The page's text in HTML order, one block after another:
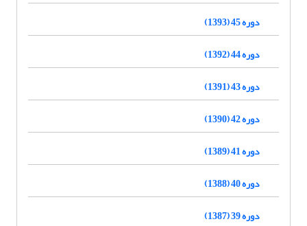
دوره 45 (1393)
دوره 44 (1392)
دوره 43 (1391)
دوره 42 (1390)
دوره 41 (1389)
دوره 40 (1388)
دوره 39 (1387)